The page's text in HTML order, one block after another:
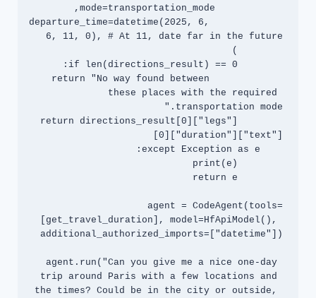
            departure_time=datetime(2025, 6,
            return "No way found between
these places with the required
        return directions_result[0]["legs"]
agent = CodeAgent(tools=
[get_travel_duration], model=HfApiModel(),
agent.run("Can you give me a nice one-day
trip around Paris with a few locations and
the times? Could be in the city or outside,